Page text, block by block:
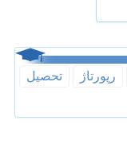
رپورتاژ
تحصیل